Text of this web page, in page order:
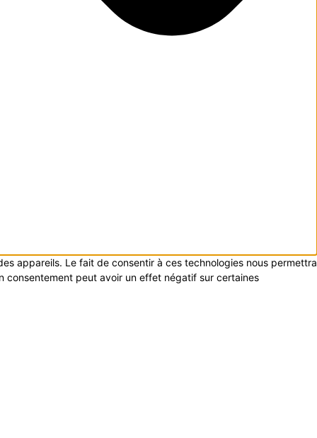
appareils. Le fait de consentir à ces technologies nous permettra
consentement peut avoir un effet négatif sur certaines